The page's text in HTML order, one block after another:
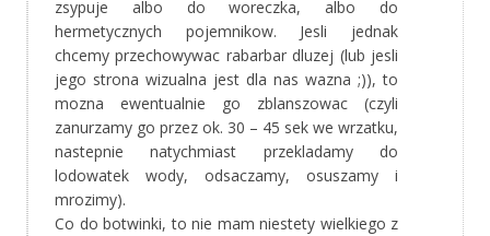
zsypuje albo do woreczka, albo do
hermetycznych pojemnikow. Jesli jednak
chcemy przechowywac rabarbar dluzej (lub jesli
jego strona wizualna jest dla nas wazna ;)), to
mozna ewentualnie go zblanszowac (czyli
zanurzamy go przez ok. 30 – 45 sek we wrzatku,
nastepnie natychmiast przekladamy do
lodowatek wody, odsaczamy, osuszamy i
mrozimy).
Co do botwinki, to nie mam niestety wielkiego z